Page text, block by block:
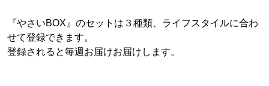
『やさいBOX』のセットは３種類、ライフスタイルに合わ
せて登録できます。
登録されると毎週お届けお届けします。